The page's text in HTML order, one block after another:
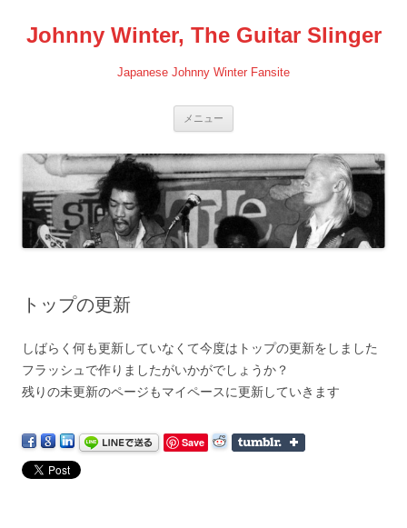
テ
ン
Johnny Winter, The Guitar Slinger
Japanese Johnny Winter Fansite
メニュー
トップの更新
しばらく何も更新していなくて今度はトップの更新をしました
フラッシュで作りましたがいかがでしょうか？
残りの未更新のページもマイペースに更新していきます
Save